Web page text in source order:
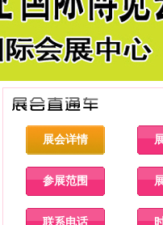
展会详情
参展范围
联系电话